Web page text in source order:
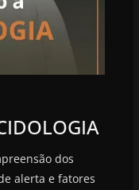
dos
alerta e fatores